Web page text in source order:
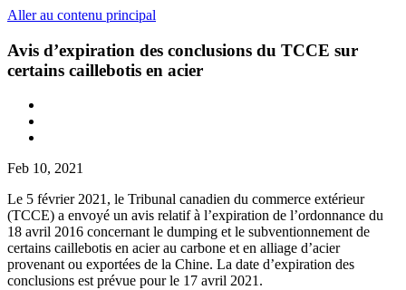
Aller au contenu principal
Avis d’expiration des conclusions du TCCE sur
certains caillebotis en acier
Feb 10, 2021
Le 5 février 2021, le Tribunal canadien du commerce extérieur
(TCCE) a envoyé un avis relatif à l’expiration de l’ordonnance du
18 avril 2016 concernant le dumping et le subventionnement de
certains caillebotis en acier au carbone et en alliage d’acier
provenant ou exportées de la Chine. La date d’expiration des
conclusions est prévue pour le 17 avril 2021.